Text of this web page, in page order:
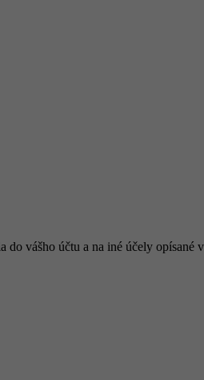
do vášho účtu a na iné účely opísané